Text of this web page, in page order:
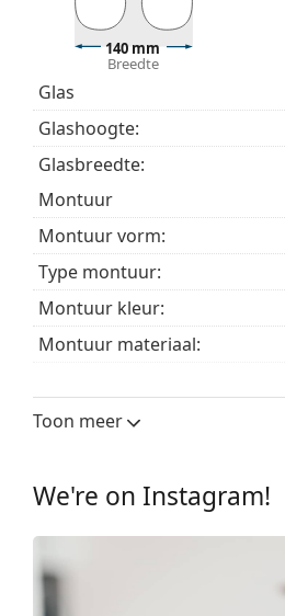
Bekijk het volledige
bij het kiezen.
Het is een medisch
140 mm
Breedte
Glas
Glashoogte:
Glasbreedte:
montuur
Montuur vorm:
Type montuur:
Montuur kleur:
Montuur materiaal:
Breedte:
Breedte brug:
Verstelbare neus-pads:
Toon meer
We're on Instagram!